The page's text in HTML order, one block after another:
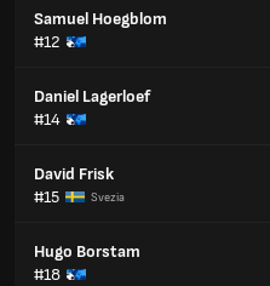
Samuel Hoegblom
#12
Daniel Lagerloef
#14
David Frisk
#15
Svezia
Hugo Borstam
#18